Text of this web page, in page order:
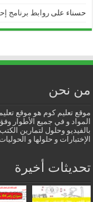
حسناء علىروابط برنامج
من نحن
موقع تعليم كوم هو موقع
المواد و في جميع الأطوار
بالفيديو وحلول لتمارين
الإختبارات و حلولها و
تحديثات أخيرة